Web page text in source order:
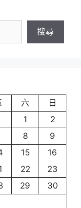
搜尋
六
日
1
2
8
9
15
16
22
23
29
30